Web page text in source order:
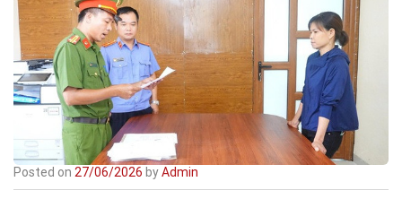
Posted on 27/06/2026 byAdmin